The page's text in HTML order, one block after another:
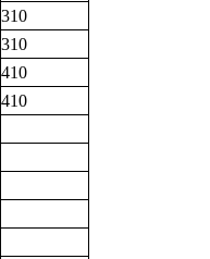
310
310
410
410